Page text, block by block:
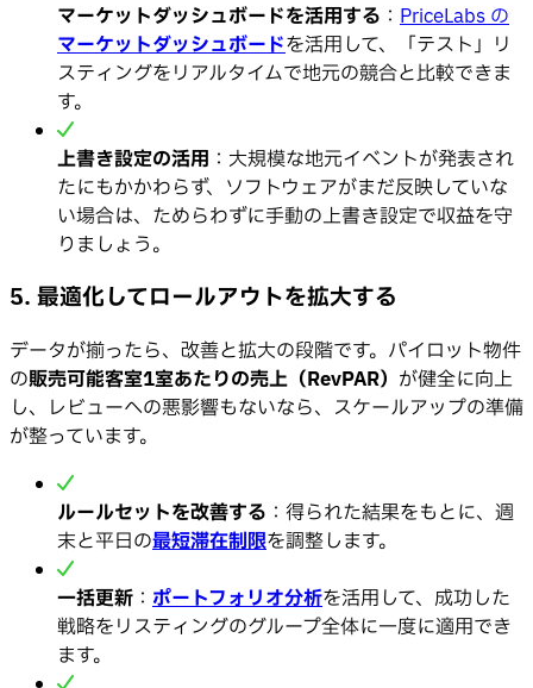
マーケットダッシュボードを活用する ： PriceLabs の
マーケットダッシュボードを活用して、「テスト」リ
スティングをリアルタイムで地元の競合と比較できま
す。
上書き設定の活用 ：大規模な地元イベントが発表され
たにもかかわらず、ソフトウェアがまだ反映していな
い場合は、ためらわずに手動の上書き設定で収益を守
りましょう。
5. 最適化してロールアウトを拡大する
データが揃ったら、改善と拡大の段階です。パイロット物件
の販売可能客室1室あたりの売上（RevPAR） が健全に向上
し、レビューへの悪影響もないなら、スケールアップの準備
が整っています。
ルールセットを改善する ：得られた結果をもとに、週
末と平日の最短滞在制限を調整します。
一括更新 ： ポートフォリオ分析を活用して、成功した
戦略をリスティングのグループ全体に一度に適用でき
ます。